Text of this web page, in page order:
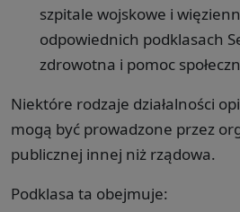
szpitale wojskowe i
odpowiednich podklasach
zdrowotna i pomoc
Niektóre rodzaje działalności
mogą być prowadzone przez
publicznej innej niż rządowa.
Podklasa ta obejmuje: